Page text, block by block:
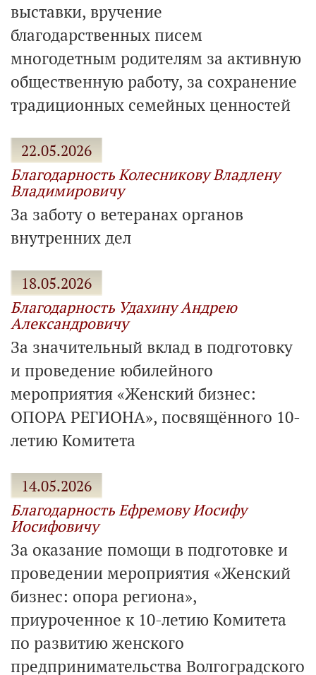
выставки, вручение
благодарственных писем
многодетным родителям за активную
общественную работу, за сохранение
традиционных семейных ценностей
22.05.2026
Благодарность Колесникову Владлену
Владимировичу
За заботу о ветеранах органов
внутренних дел
18.05.2026
Благодарность Удахину Андрею
Александровичу
За значительный вклад в подготовку
и проведение юбилейного
мероприятия «Женский бизнес:
ОПОРА РЕГИОНА», посвящённого 10-
летию Комитета
14.05.2026
Благодарность Ефремову Иосифу
Иосифовичу
За оказание помощи в подготовке и
проведении мероприятия «Женский
бизнес: опора региона»,
приуроченное к 10-летию Комитета
по развитию женского
предпринимательства Волгоградского